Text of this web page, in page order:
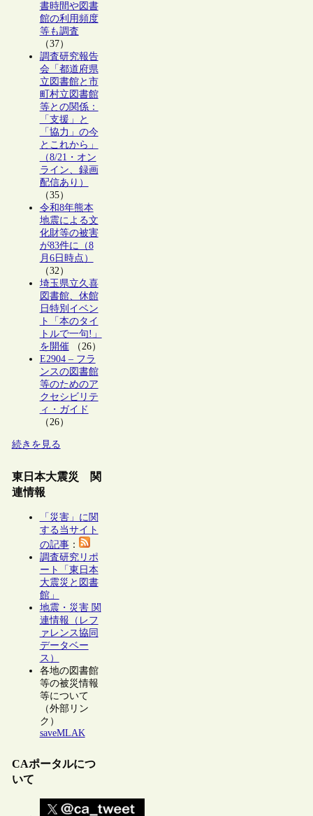
書時間や図書
館の利用頻度
等も調査
（37）
調査研究報告
会「都道府県
立図書館と市
町村立図書館
等との関係：
「支援」と
「協力」の今
とこれから」
（8/21・オン
ライン、録画
配信あり）
（35）
令和8年熊本
地震による文
化財等の被害
が83件に（8
月6日時点）
（32）
埼玉県立久喜
図書館、休館
日特別イベン
ト「本のタイ
トルで一句!」
を開催（26）
E2904 – フラ
ンスの図書館
等のためのア
クセシビリテ
ィ・ガイド
（26）
続きを見る
東日本大震災 関
連情報
「災害」に関
する当サイト
の記事：
調査研究リポ
ート「東日本
大震災と図書
館」
地震・災害 関
連情報（レフ
ァレンス協同
データベー
ス）
各地の図書館
等の被災情報
等について
（外部リン
ク）
saveMLAK
CAポータルにつ
いて